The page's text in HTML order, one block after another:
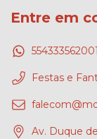
Entre em
554333562001
Festas e
Av. Duque